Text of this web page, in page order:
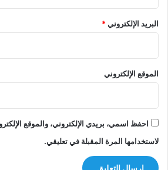
البريد الإلكتروني*
الموقع الإلكتروني
احفظ اسمي، بريدي الإلكتروني، والموقع
لاستخدامها المرة المقبلة في تعليقي.